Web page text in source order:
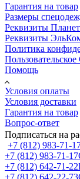
Гарантия на товар
Размеры
Реквизиты
Реквизиты
Политика
Помощь
Условия оплаты
Условия доставки
Гарантия на товар
Вопрос-ответ
Подписаться на
+7 (812) 983-71-
+7 (812) 983-71-17
+7 (812) 642-71-22
+7 (812) 642-22-73